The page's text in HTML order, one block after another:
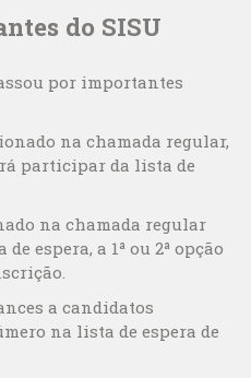
do SISU
por importantes
na chamada regular,
participar da lista de
na chamada regular
espera, a 1ª ou 2ª opção
a candidatos
na lista de espera de